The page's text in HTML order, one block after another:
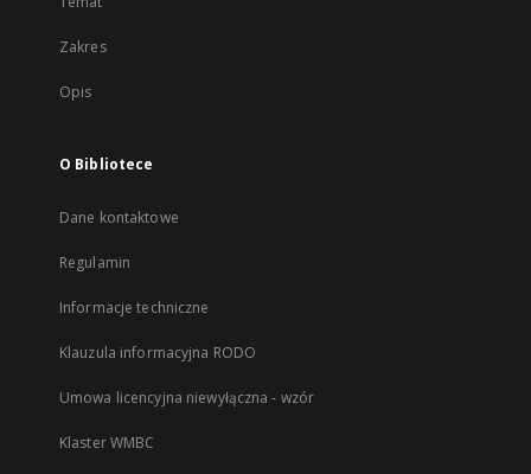
Zakres
Opis
O Bibliotece
Dane kontaktowe
Regulamin
Informacje techniczne
Klauzula informacyjna RODO
Umowa licencyjna niewyłączna - wzór
Klaster WMBC